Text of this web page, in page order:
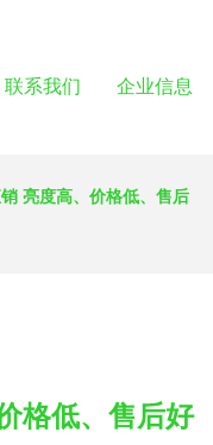
联系我们 企业信息
亮度高、价格低、售后
格低、售后好